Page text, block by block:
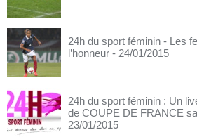
24h du sport féminin - Les
l’honneur - 24/01/2015
24h du sport féminin : Un
de COUPE DE FRANCE
23/01/2015